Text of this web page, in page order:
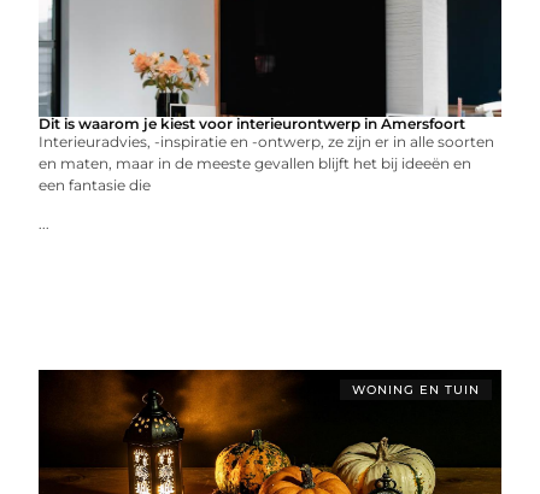
Dit is waarom je kiest voor interieurontwerp in Amersfoort
Interieuradvies, -inspiratie en -ontwerp, ze zijn er in alle soorten
en maten, maar in de meeste gevallen blijft het bij ideeën en
een fantasie die
...
WONING EN TUIN